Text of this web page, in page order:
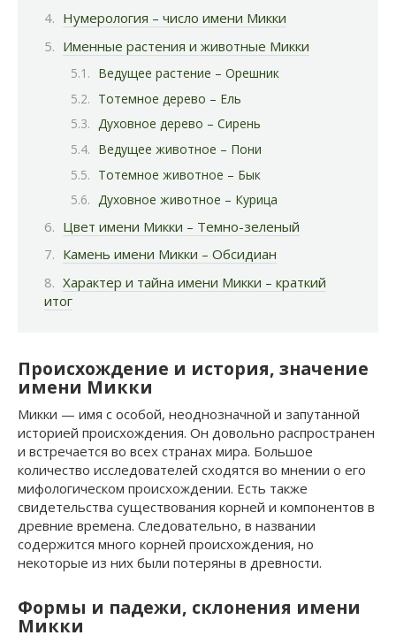
Нумерология – число имени Микки
Именные растения и животные Микки
Ведущее растение – Орешник
Тотемное дерево – Ель
Духовное дерево – Сирень
Ведущее животное – Пони
Тотемное животное – Бык
Духовное животное – Курица
Цвет имени Микки – Темно-зеленый
Камень имени Микки – Обсидиан
Характер и тайна имени Микки – краткий
итог
Происхождение и история, значение
имени Микки
Микки — имя с особой, неоднозначной и запутанной
историей происхождения. Он довольно распространен
и встречается во всех странах мира. Большое
количество исследователей сходятся во мнении о его
мифологическом происхождении. Есть также
свидетельства существования корней и компонентов в
древние времена. Следовательно, в названии
содержится много корней происхождения, но
некоторые из них были потеряны в древности.
Формы и падежи, склонения имени
Микки